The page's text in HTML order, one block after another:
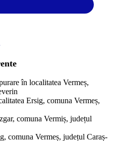
în localitatea Vermeș,
Ersig, comuna Vermeș,
comuna Vermiș, județul
comuna Vermeș, județul Caraș-